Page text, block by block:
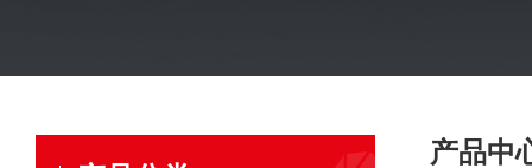
产品中